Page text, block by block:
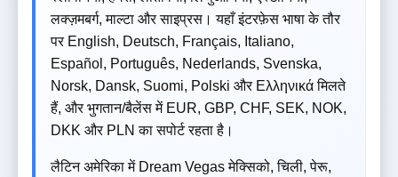
लक्ज़मबर्ग, माल्टा और साइप्रस। यहाँ इंटरफ़ेस भाषा के तौर
पर English, Deutsch, Français, Italiano,
Español, Português, Nederlands, Svenska,
Norsk, Dansk, Suomi, Polski और Ελληνικά मिलते
हैं, और भुगतान/बैलेंस में EUR, GBP, CHF, SEK, NOK,
DKK और PLN का सपोर्ट रहता है।
लैटिन अमेरिका में Dream Vegas मेक्सिको, चिली, पेरू,